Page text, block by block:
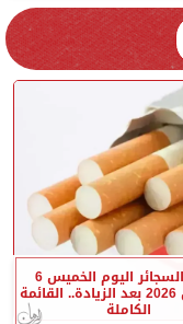
أسعار السجائر اليوم الخميس 6
أغسطس 2026 بعد الزيادة.. القائمة
الكاملة